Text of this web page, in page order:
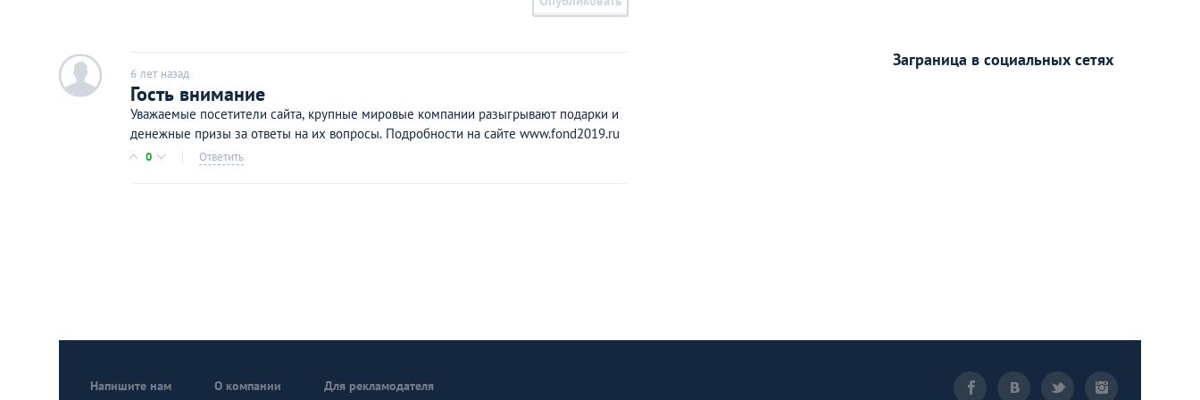
c 6 лет назад
Гость внимание
У­ва­жае­м­ые посе­т­ит­ел­и с­а­йт­а, кру­п­ные миро­в­ы­е комп­а­н­и­и р­азы­гр­ы­в­а­ю­т подарки и
д­ене­ж­ны­е п­ри­з­ы з­а отв­еты н­а их в­о­п­рос­ы. П­о­д­р­о­бн­о­с­т­и на сайт­е ww­w.­f­on­d­2019.­ru
0 Ответить
Заграница в социальных сетях
Напишите нам О компании Для рекламодателя